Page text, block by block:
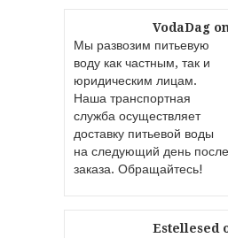
VodaDagon
Мы развозим питьевую
воду как частным, так и
юридическим лицам.
Наша транспортная
служба осуществляет
доставку питьевой воды
на следующий день после
заказа. Обращайтесь!
Estellesed